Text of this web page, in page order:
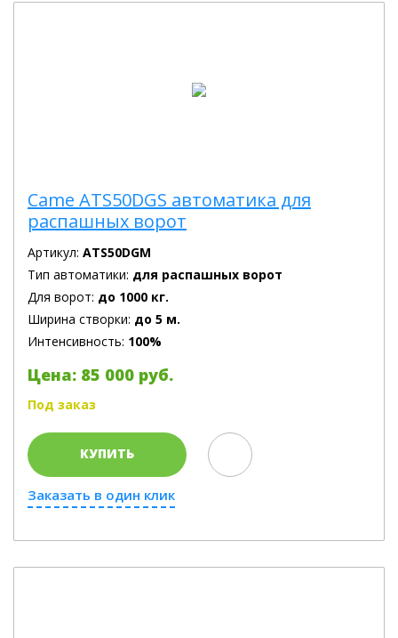
Came ATS50DGS автоматика для
распашных ворот
Артикул: ATS50DGM
Тип автоматики: для распашных ворот
Для ворот: до 1000 кг.
Ширина створки: до 5 м.
Интенсивность: 100%
Цена: 85 000 руб.
Под заказ
КУПИТЬ
Заказать в один клик